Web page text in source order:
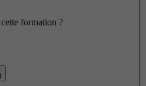
formation ?